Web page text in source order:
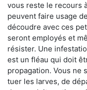
vous reste le recours
peuvent faire usage
découdre avec ces
seront employés et
résister. Une
est un fléau qui doit
propagation. Vous ne
tuer les larves, de